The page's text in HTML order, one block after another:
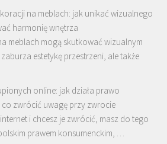
na meblach: jak unikać wizualnego
harmonię wnętrza
meblach mogą skutkować wizualnym
estetykę przestrzeni, ale także
online: jak działa prawo
zwrócić uwagę przy zwrocie
i chcesz je zwrócić, masz do tego
prawem konsumenckim, …